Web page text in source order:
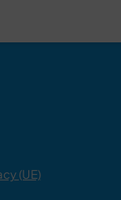
(UE)